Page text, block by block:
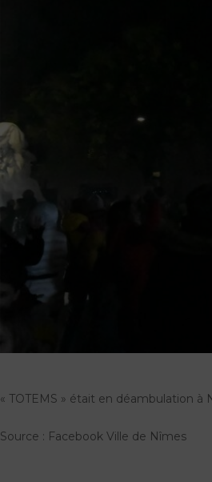
« TOTEMS » était en déambulation à
Source : Facebook Ville de Nîmes